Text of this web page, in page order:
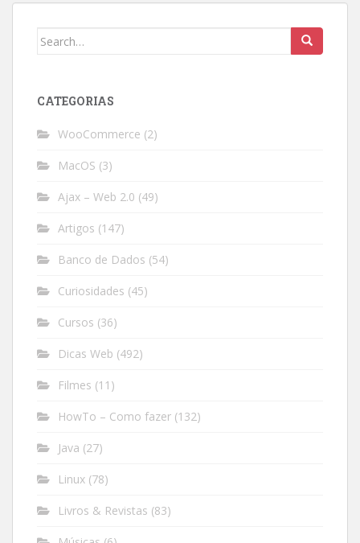
Search
CATEGORIAS
WooCommerce (2)
MacOS (3)
Ajax – Web 2.0 (49)
Artigos (147)
Banco de Dados (54)
Curiosidades (45)
Cursos (36)
Dicas Web (492)
Filmes (11)
HowTo – Como fazer (132)
Java (27)
Linux (78)
Livros & Revistas (83)